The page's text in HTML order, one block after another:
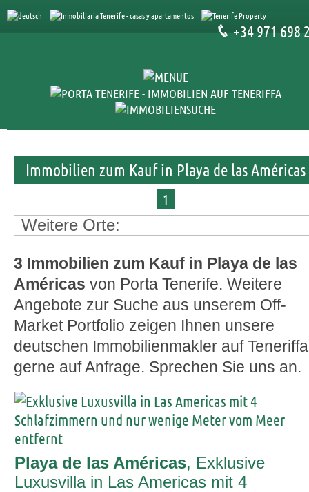
+34 971 698
Immobilien zum Kauf in Playa de las Américas
1
Weitere Orte:
3 Immobilien zum Kauf in Playa de las
Américas von Porta Tenerife. Weitere
Angebote zur Suche aus unserem Off-
Market Portfolio zeigen Ihnen unsere
deutschen Immobilienmakler auf Teneriffa
gerne auf Anfrage. Sprechen Sie uns an.
Playa de las Américas, Exklusive
Luxusvilla in Las Americas mit 4